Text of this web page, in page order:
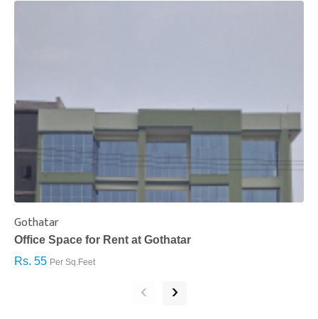
Gothatar
Office Space for Rent at Gothatar
Rs. 55 Per Sq.Feet
‹ ›